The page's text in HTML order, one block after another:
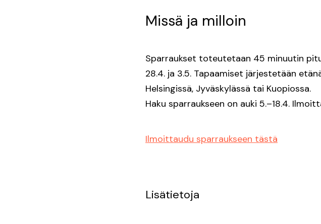
Missä ja milloin
Sparraukset toteutetaan 45 minuutin
28.4. ja 3.5. Tapaamiset järjestetään
Helsingissä, Jyväskylässä tai Kuopiossa.
Haku sparraukseen on auki 5.–18.4.
Ilmoittaudu sparraukseen tästä
Lisätietoja